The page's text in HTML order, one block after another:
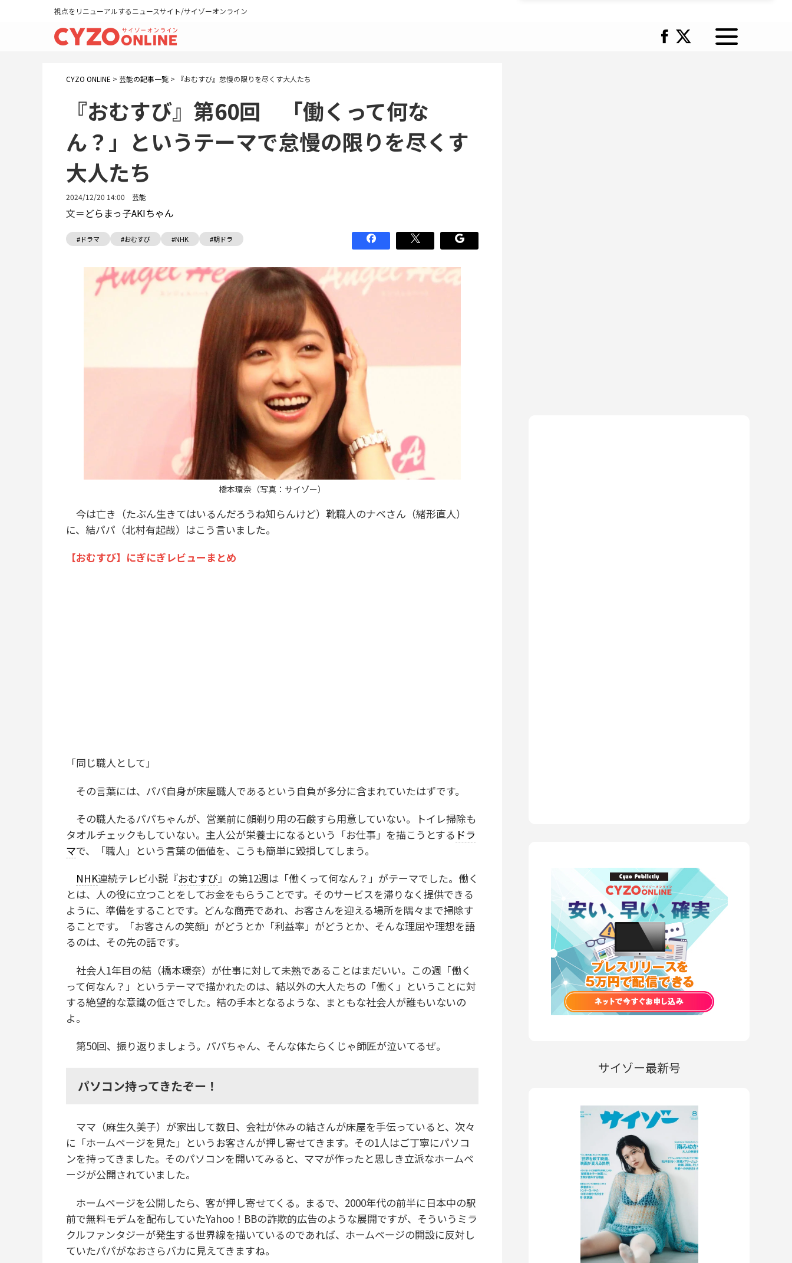
視点をリニューアルするニュースサイト/サイゾーオンライン
CYZO ONLINE > 芸能の記事一覧 > 『おむすび』怠慢の限りを尽くす大人たち
『おむすび』第60回 「働くって何な
ん？」というテーマで怠慢の限りを尽くす
大人たち
2024/12/20 14:00 芸能
文＝ どらまっ子AKIちゃん
#ドラマ #おむすび #NHK #朝ドラ
橋本環奈（写真：サイゾー）
今は亡き（たぶん生きてはいるんだろうね知らんけど）靴職人のナベさん（緒形直人）
に、結パパ（北村有起哉）はこう言いました。
【おむすび】にぎにぎレビューまとめ
「同じ職人として」
その言葉には、パパ自身が床屋職人であるという自負が多分に含まれていたはずです。
その職人たるパパちゃんが、営業前に顔剃り用の石鹸すら用意していない。トイレ掃除も
タオルチェックもしていない。主人公が栄養士になるという「お仕事」を描こうとする ドラ
マで、「職人」という言葉の価値を、こうも簡単に毀損してしまう。
NHK連続テレビ小説『おむすび』の第12週は「働くって何なん？」がテーマでした。働く
とは、人の役に立つことをしてお金をもらうことです。そのサービスを滞りなく提供できる
ように、準備をすることです。どんな商売であれ、お客さんを迎える場所を隅々まで掃除す
ることです。「お客さんの笑顔」がどうとか「利益率」がどうとか、そんな理屈や理想を語
るのは、その先の話です。
社会人1年目の結（橋本環奈）が仕事に対して未熟であることはまだいい。この週「働く
って何なん？」というテーマで描かれたのは、結以外の大人たちの「働く」ということに対
する絶望的な意識の低さでした。結の手本となるような、まともな社会人が誰もいないの
よ。
第50回、振り返りましょう。パパちゃん、そんな体たらくじゃ師匠が泣いてるぜ。
パソコン持ってきたぞー！
ママ（麻生久美子）が家出して数日、会社が休みの結さんが床屋を手伝っていると、次々
に「ホームページを見た」というお客さんが押し寄せてきます。その1人はご丁寧にパソコ
ンを持ってきました。そのパソコンを開いてみると、ママが作ったと思しき立派なホームペ
ージが公開されていました。
ホームページを公開したら、客が押し寄せてくる。まるで、2000年代の前半に日本中の駅
前で無料モデムを配布していたYahoo！BBの詐欺的広告のような展開ですが、そういうミラ
クルファンタジーが発生する世界線を描いているのであれば、ホームページの開設に反対し
ていたパパがなおさらバカに見えてきますね。
サイゾー最新号